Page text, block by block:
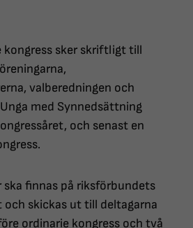
kongress sker skriftligt till
valberedningen och
med Synnedsättning
och senast en
ska finnas på riksförbundets
och skickas ut till deltagarna
ordinarie kongress och två